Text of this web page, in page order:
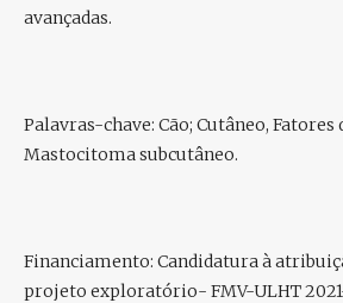
avançadas.
Palavras-chave: Cão; Cutâneo, Fatores
Mastocitoma subcutâneo.
Financiamento: Candidatura à
projeto exploratório- FMV-ULHT